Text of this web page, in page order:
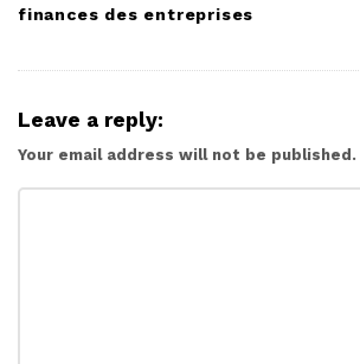
finances des entreprises
Leave a reply:
Your email address will not be published.